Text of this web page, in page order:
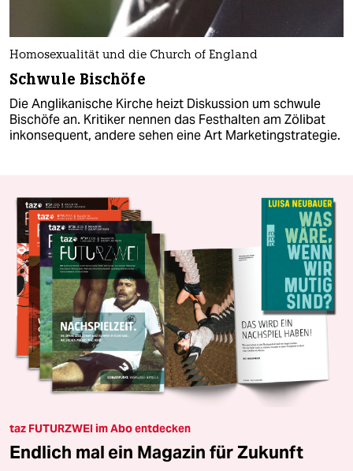
Homosexualität und die Church of England
Schwule Bischöfe
Die Anglikanische Kirche heizt Diskussion um schwule
Bischöfe an. Kritiker nennen das Festhalten am Zölibat
inkonsequent, andere sehen eine Art Marketingstrategie.
taz FUTURZWEI im Abo entdecken
Endlich mal ein Magazin für Zukunft